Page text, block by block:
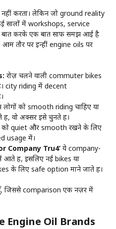
करता। लेकिन जो ground reality
सालों में workshops, service
करके एक बात साफ समझ आई है
आम तौर पर इन्हीं engine oils पर
रोज़ चलने वाली commuter bikes
city riding में decent
लोगों को smooth riding चाहिए या
वो अक्सर इसे चुनते हैं।
को quiet और smooth रखने के लिए
usage में।
Company Tru4’ ये company-
हैं, इसलिए नई bikes या
के लिए safe option माने जाते हैं।
जिससे comparison एक नज़र में
Engine Oil Brands